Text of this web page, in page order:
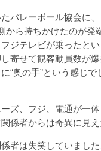
たバレーボール協会に
から持ちかけたのが発
ジテレビが乗ったと
寄せて観客動員数が
“奥の手”という感じ
ズ、フジ、電通が一
係者からは奇異に見え
係者は失笑していまし